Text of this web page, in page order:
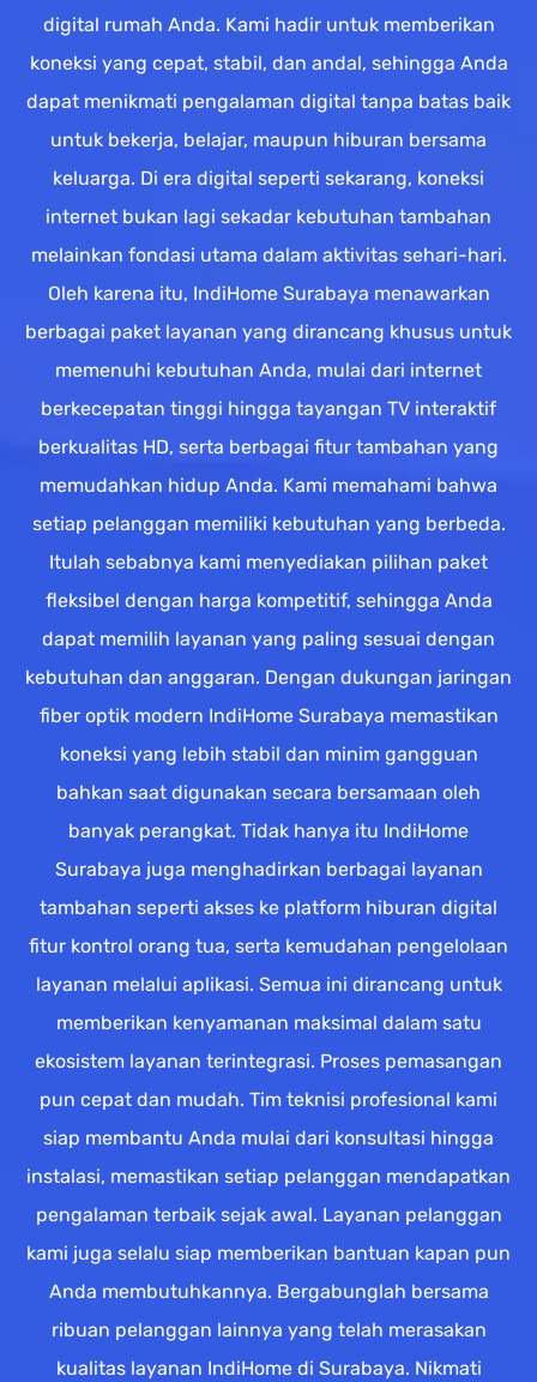
digital rumah Anda. Kami hadir untuk memberikan
koneksi yang cepat, stabil, dan andal, sehingga Anda
dapat menikmati pengalaman digital tanpa batas baik
untuk bekerja, belajar, maupun hiburan bersama
keluarga. Di era digital seperti sekarang, koneksi
internet bukan lagi sekadar kebutuhan tambahan
melainkan fondasi utama dalam aktivitas sehari-hari.
Oleh karena itu, IndiHome Surabaya menawarkan
berbagai paket layanan yang dirancang khusus untuk
memenuhi kebutuhan Anda, mulai dari internet
berkecepatan tinggi hingga tayangan TV interaktif
berkualitas HD, serta berbagai fitur tambahan yang
memudahkan hidup Anda. Kami memahami bahwa
setiap pelanggan memiliki kebutuhan yang berbeda.
Itulah sebabnya kami menyediakan pilihan paket
fleksibel dengan harga kompetitif, sehingga Anda
dapat memilih layanan yang paling sesuai dengan
kebutuhan dan anggaran. Dengan dukungan jaringan
fiber optik modern IndiHome Surabaya memastikan
koneksi yang lebih stabil dan minim gangguan
bahkan saat digunakan secara bersamaan oleh
banyak perangkat. Tidak hanya itu IndiHome
Surabaya juga menghadirkan berbagai layanan
tambahan seperti akses ke platform hiburan digital
fitur kontrol orang tua, serta kemudahan pengelolaan
layanan melalui aplikasi. Semua ini dirancang untuk
memberikan kenyamanan maksimal dalam satu
ekosistem layanan terintegrasi. Proses pemasangan
pun cepat dan mudah. Tim teknisi profesional kami
siap membantu Anda mulai dari konsultasi hingga
instalasi, memastikan setiap pelanggan mendapatkan
pengalaman terbaik sejak awal. Layanan pelanggan
kami juga selalu siap memberikan bantuan kapan pun
Anda membutuhkannya. Bergabunglah bersama
ribuan pelanggan lainnya yang telah merasakan
kualitas layanan IndiHome di Surabaya. Nikmati